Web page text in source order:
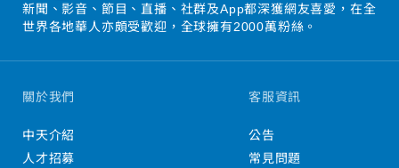
新聞、影音、節目、直播、社群及App都深獲網友喜愛，在全
世界各地華人亦頗受歡迎，全球擁有2000萬粉絲。
關於我們
中天介紹
人才招募
客服資訊
公告
常見問題